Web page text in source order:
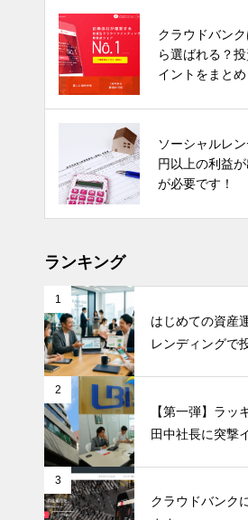
クラウドバン
ら選ばれる？
イントをまと
ソーシャルレ
円以上の利益
が必要です！
ランキング
1
はじめての資産
レンディングで
2
【第一弾】ラッ
田中社長に突撃
3
クラウドバンク